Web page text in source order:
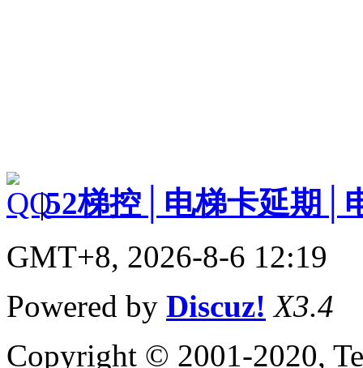
|52梯控│电梯卡延期│
GMT+8, 2026-8-6 12:19
Powered by Discuz! X3.4
Copyright © 2001-2020,